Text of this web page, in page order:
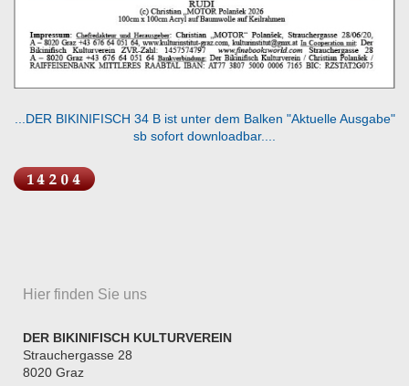
...DER BIKINIFISCH 34 B ist unter dem Balken "Aktuelle Ausgabe"
sb sofort downloadbar....
Hier finden Sie uns
DER BIKINIFISCH KULTURVEREIN
Strauchergasse 28
8020 Graz